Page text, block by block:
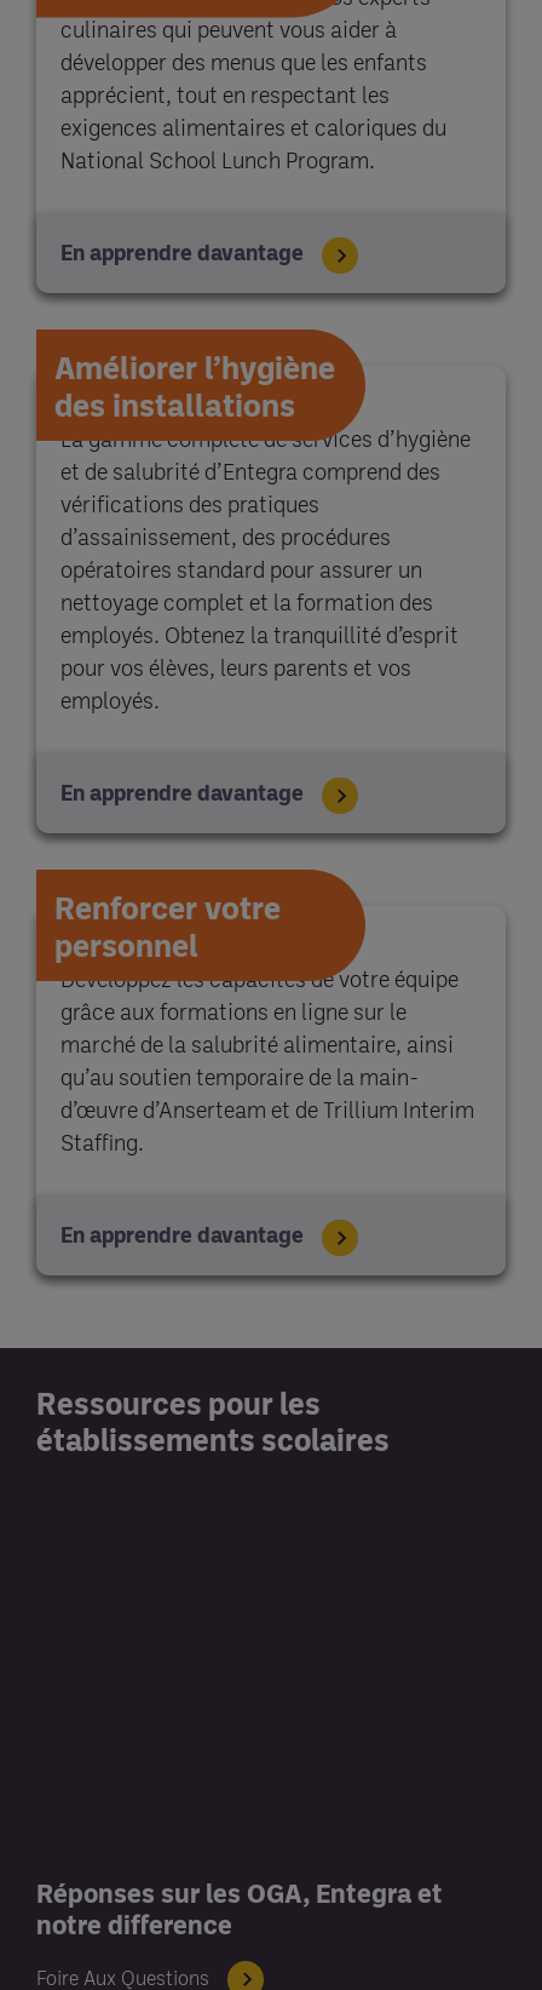
culinaires qui peuvent vous aider à
développer des menus que les enfants
apprécient, tout en respectant les
exigences alimentaires et caloriques du
National School Lunch Program.
En apprendre davantage
Améliorer l’hygiène
des installations
La gamme complète de services d’hygiène
et de salubrité d’Entegra comprend des
vérifications des pratiques
d’assainissement, des procédures
opératoires standard pour assurer un
nettoyage complet et la formation des
employés. Obtenez la tranquillité d’esprit
pour vos élèves, leurs parents et vos
employés.
En apprendre davantage
Renforcer votre
personnel
Développez les capacités de votre équipe
grâce aux formations en ligne sur le
marché de la salubrité alimentaire, ainsi
qu’au soutien temporaire de la main-
d’œuvre d’Anserteam et de Trillium Interim
Staffing.
En apprendre davantage
Ressources pour les
établissements scolaires
Réponses sur les OGA, Entegra et
notre difference
Foire Aux Questions